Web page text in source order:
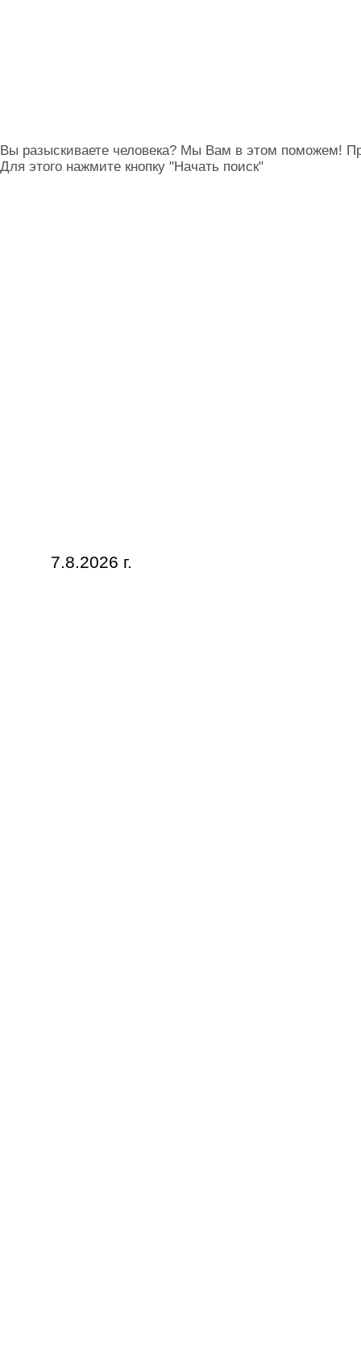
Вы разыскиваете человека? Мы Вам в этом поможем!
Для этого нажмите кнопку "Начать поиск"
7.8.2026 г.